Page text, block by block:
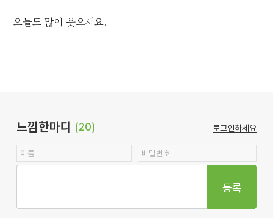
오늘도 많이 웃으세요.
느낌한마디 (20) 로그인하세요
등록